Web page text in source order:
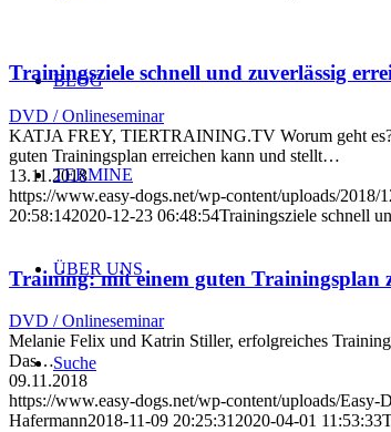
BLOG
TERMINE
ÜBER UNS
Suche
Trainingsziele schnell und zuverlässig
DVD / Onlineseminar
KATJA FREY, TIERTRAINING.TV Worum geht es?
guten Trainingsplan erreichen kann und stellt…
13.11.2018
https://www.easy-dogs.net/wp-content/uploads/2018/
20:58:142020-12-23 06:48:54Trainingsziele schnell
Training: mit einem guten
DVD / Onlineseminar
Melanie Felix und Katrin Stiller, erfolgreiches
Das…
09.11.2018
https://www.easy-dogs.net/wp-content/uploads/
Hafermann2018-11-09 20:25:31 2020-04-01 11:53:33